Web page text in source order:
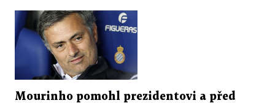
Mourinho pomohl prezidentovi a před